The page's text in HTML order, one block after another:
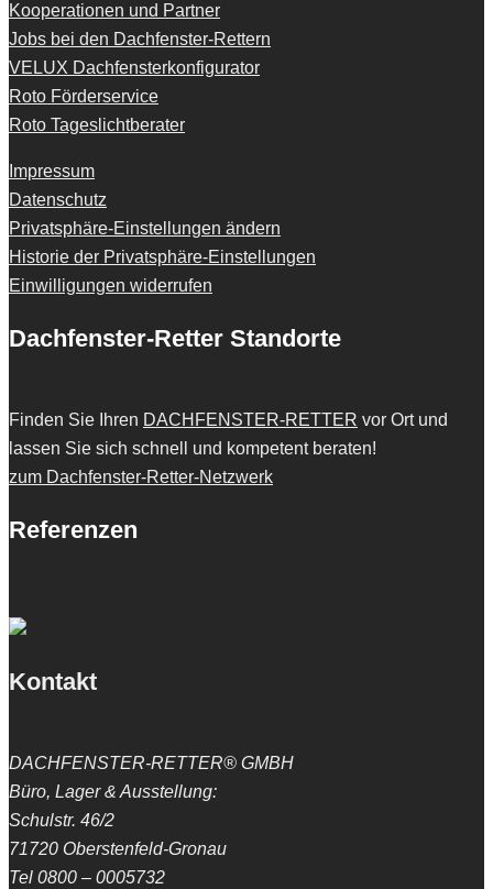
Kooperationen und Partner
Jobs bei den Dachfenster-Rettern
VELUX Dachfensterkonfigurator
Roto Förderservice
Roto Tageslichtberater
Impressum
Datenschutz
Privatsphäre-Einstellungen ändern
Historie der Privatsphäre-Einstellungen
Einwilligungen widerrufen
Dachfenster-Retter Standorte
Finden Sie Ihren DACHFENSTER-RETTER vor Ort und
lassen Sie sich schnell und kompetent beraten!
zum Dachfenster-Retter-Netzwerk
Referenzen
Kontakt
DACHFENSTER-RETTER® GMBH
Büro, Lager & Ausstellung:
Schulstr. 46/2
71720 Oberstenfeld-Gronau
Tel 0800 – 0005732